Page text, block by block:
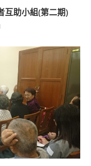
互助小組(第二期)